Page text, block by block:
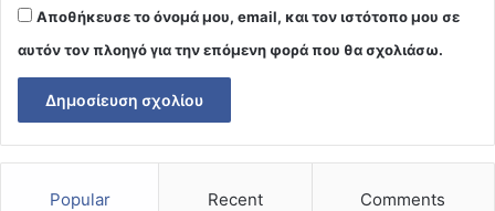
Αποθήκευσε το όνομά μου, email, και τον ιστότοπο μου σε
αυτόν τον πλοηγό για την επόμενη φορά που θα σχολιάσω.
Popular Recent Comments